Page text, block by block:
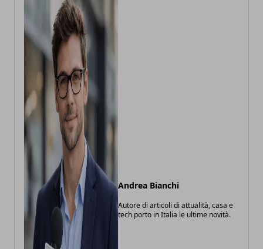
Andrea Bianchi
Autore di articoli di attualità, casa e
tech porto in Italia le ultime novità.